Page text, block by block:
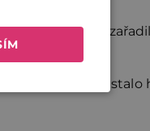
dokonce
aby zůstalo